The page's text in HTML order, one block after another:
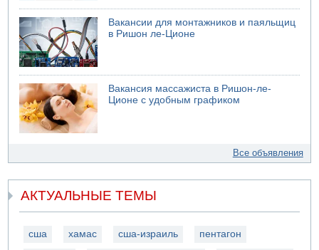
Вакансии для монтажников и паяльщиц
в Ришон ле-Ционе
Вакансия массажиста в Ришон-ле-
Ционе с удобным графиком
Все объявления
АКТУАЛЬНЫЕ ТЕМЫ
сша хамас сша-израиль пентагон